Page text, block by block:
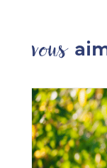
vous